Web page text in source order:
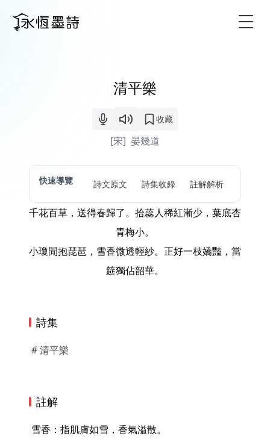
清平樂
收藏
[宋] 晏幾道
快速導覽 詩文原文 詩集收錄 註解解析
千花百草，送得春歸了。拾蕊人稀紅漸少，葉底杏
青梅小。
小瓊閒抱琵琶，雪香微透輕紗。正好一枝嬌豔，當
筵獨佔韶華。
詩集
# 清平樂
註解
雪香：指肌膚如雪，香氣溢散。